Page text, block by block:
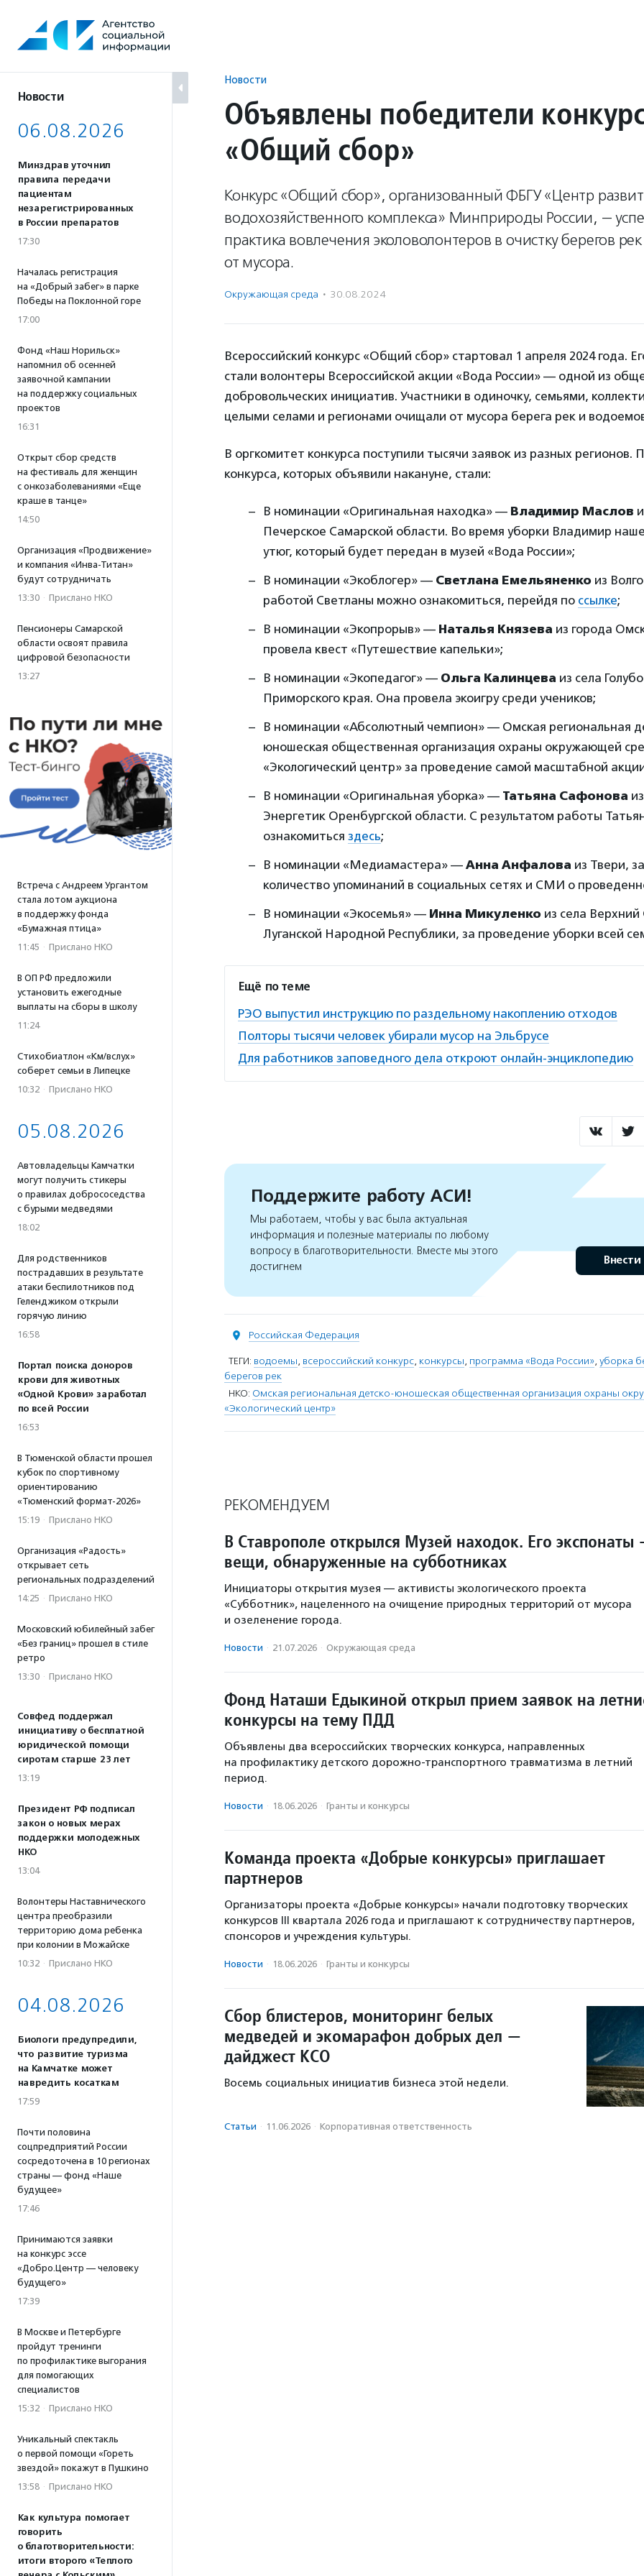
содержанию
Новости
06.08.2026
Минздрав уточнил
правила передачи
пациентам
незарегистрированных
в России препаратов
17:30
Началась регистрация
на «Добрый забег» в парке
Победы на Поклонной горе
17:00
Фонд «Наш Норильск»
напомнил об осенней
заявочной кампании
на поддержку социальных
проектов
16:31
Открыт сбор средств
на фестиваль для женщин
с онкозаболеваниями «Еще
краше в танце»
14:50
Организация «Продвижение»
и компания «Инва-Титан»
будут сотрудничать
13:30 · Прислано НКО
Пенсионеры Самарской
области освоят правила
цифровой безопасности
13:27
Встреча с Андреем Ургантом
стала лотом аукциона
в поддержку фонда
«Бумажная птица»
11:45 · Прислано НКО
В ОП РФ предложили
установить ежегодные
выплаты на сборы в школу
11:24
Стихобиатлон «Км/вслух»
соберет семьи в Липецке
10:32 · Прислано НКО
05.08.2026
Автовладельцы Камчатки
могут получить стикеры
о правилах добрососедства
с бурыми медведями
18:02
Для родственников
пострадавших в результате
атаки беспилотников под
Геленджиком открыли
горячую линию
16:58
Портал поиска доноров
крови для животных
«Одной Крови» заработал
по всей России
16:53
В Тюменской области прошел
кубок по спортивному
ориентированию
«Тюменский формат-2026»
15:19 · Прислано НКО
Организация «Радость»
открывает сеть
региональных подразделений
14:25 · Прислано НКО
Московский юбилейный забег
«Без границ» прошел в стиле
ретро
13:30 · Прислано НКО
Совфед поддержал
инициативу о бесплатной
юридической помощи
сиротам старше 23 лет
13:19
Президент РФ подписал
закон о новых мерах
поддержки молодежных
НКО
13:04
Волонтеры Наставнического
центра преобразили
территорию дома ребенка
при колонии в Можайске
10:32 · Прислано НКО
04.08.2026
Биологи предупредили,
что развитие туризма
на Камчатке может
навредить косаткам
17:59
Почти половина
соцпредприятий России
сосредоточена в 10 регионах
страны — фонд «Наше
будущее»
17:46
Принимаются заявки
на конкурс эссе
«Добро.Центр — человеку
будущего»
17:39
В Москве и Петербурге
пройдут тренинги
по профилактике выгорания
для помогающих
специалистов
15:32 · Прислано НКО
Уникальный спектакль
о первой помощи «Гореть
звездой» покажут в Пушкино
13:58 · Прислано НКО
Как культура помогает
говорить
о благотворительности:
итоги второго «Теплого
Новости
Объявлены победители
«Общий сбор»
Конкурс «Общий сбор», организованный ФБГУ «Центр
водохозяйственного комплекса» Минприроды России, —
практика вовлечения эколоволонтеров в очистку берегов
от мусора.
Окружающая среда · 30.08.2024
Всероссийский конкурс «Общий сбор» стартовал 1 апреля 2024 года.
стали волонтеры Всероссийской акции «Вода России» — одной из
добровольческих инициатив. Участники в одиночку, семьями,
целыми селами и регионами очищали от мусора берега рек и
В оргкомитет конкурса поступили тысячи заявок из разных регионов.
конкурса, которых объявили накануне, стали:
В номинации «Оригинальная находка» — Владимир Маслов
Печерское Самарской области. Во время уборки Владимир
утюг, который будет передан в музей «Вода России»;
В номинации «Экоблогер» — Светлана Емельяненко из
работой Светланы можно ознакомиться, перейдя по ссылке;
В номинации «Экопрорыв» — Наталья Князева из города
провела квест «Путешествие капельки»;
В номинации «Экопедагог» — Ольга Калинцева из села
Приморского края. Она провела экоигру среди учеников;
В номинации «Абсолютный чемпион» — Омская региональная
юношеская общественная организация охраны окружающей
«Экологический центр» за проведение самой масштабной
В номинации «Оригинальная уборка» — Татьяна Сафонова
Энергетик Оренбургской области. С результатом работы
ознакомиться здесь;
В номинации «Медиамастера» — Анна Анфалова из Твери,
количество упоминаний в социальных сетях и СМИ о
В номинации «Экосемья» — Инна Микуленко из села Верхний
Луганской Народной Республики, за проведение уборки всей
Ещё по теме
РЭО выпустил инструкцию по раздельному накоплению отходов
Полторы тысячи человек убирали мусор на Эльбрусе
Для работников заповедного дела откроют онлайн-энциклопедию
Поддержите работу АСИ!
Мы работаем, чтобы у вас была актуальная
информация и полезные материалы по любому
вопросу в благотворительности. Вместе мы этого
достигнем
Внести
Российская Федерация
ТЕГИ: водоемы, всероссийский конкурс, конкурсы, программа «Вода России», уборка
берегов рек
НКО: Омская региональная детско-юношеская общественная организация охраны
«Экологический центр»
РЕКОМЕНДУЕМ
В Ставрополе открылся Музей находок. Его
вещи, обнаруженные на субботниках
Инициаторы открытия музея — активисты экологического проекта
«Субботник», нацеленного на очищение природных территорий от мусора
и озеленение города.
Новости · 21.07.2026 · Окружающая среда
Фонд Наташи Едыкиной открыл прием заявок на
конкурсы на тему ПДД
Объявлены два всероссийских творческих конкурса, направленных
на профилактику детского дорожно-транспортного травматизма в летний
период.
Новости · 18.06.2026 · Гранты и конкурсы
Команда проекта «Добрые конкурсы» приглашает
партнеров
Организаторы проекта «Добрые конкурсы» начали подготовку творческих
конкурсов III квартала 2026 года и приглашают к сотрудничеству партнеров,
спонсоров и учреждения культуры.
Новости · 18.06.2026 · Гранты и конкурсы
Сбор блистеров, мониторинг белых
медведей и экомарафон добрых дел —
дайджест КСО
Восемь социальных инициатив бизнеса этой недели.
Статьи · 11.06.2026 · Корпоративная ответственность